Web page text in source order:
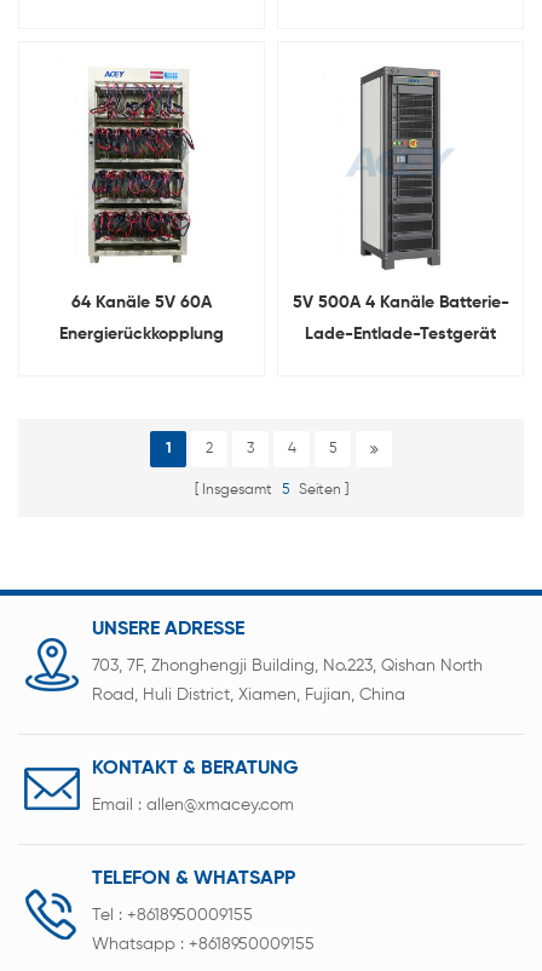
Lithiumbatterien
Zellen
64 Kanäle 5V 60A
Energierückkopplung
Krokodilklemme
5V 500A 4 Kanäle Batterie-
Lade-Entlade-Testgerät
1 2 3 4 5
Insgesamt 5 Seiten
UNSERE ADRESSE
703, 7F, Zhonghengji Building, No.223, Qishan North
Road, Huli District, Xiamen, Fujian, China
KONTAKT & BERATUNG
Email : allen@xmacey.com
TELEFON & WHATSAPP
Tel : +8618950009155
Whatsapp : +8618950009155